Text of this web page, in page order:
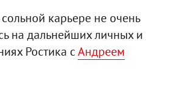
карьере не очень
на дальнейших личных и
Ростика сАндреем